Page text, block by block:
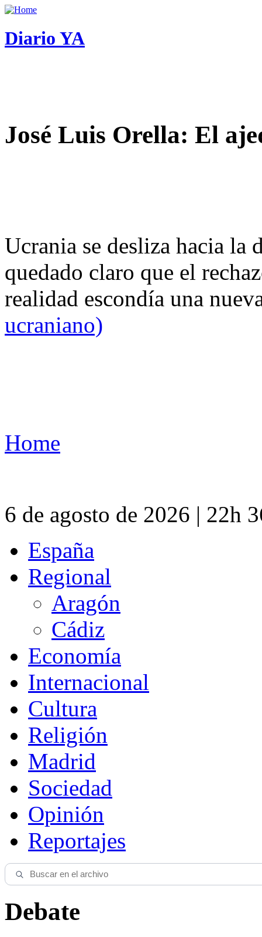
Diario YA
José Luis Orella: El
Ucrania se desliza hacia
quedado claro que el
realidad escondía una
ucraniano)
Home
6 de agosto de 2026 | 22h
España
Regional
Aragón
Cádiz
Economía
Internacional
Cultura
Religión
Madrid
Sociedad
Opinión
Reportajes
Debate